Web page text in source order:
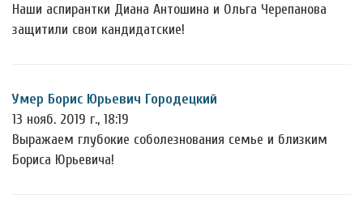
Наши аспирантки Диана Антошина и Ольга Черепанова
защитили свои кандидатские!
Умер Борис Юрьевич Городецкий
13 нояб. 2019 г., 18:19
Выражаем глубокие соболезнования семье и близким
Бориса Юрьевича!